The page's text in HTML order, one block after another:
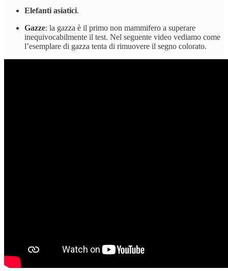
Elefanti asiatici.
Gazze: la gazza è il primo non mammifero a superare
inequivocabilmente il test. Nel seguente video vediamo come
l’esemplare di gazza tenta di rimuovere il segno colorato.